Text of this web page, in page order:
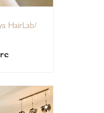
HairLab/